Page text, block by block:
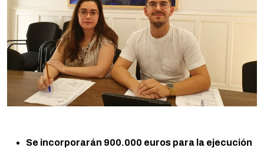
Se incorporarán 900.000 euros para la ejecución